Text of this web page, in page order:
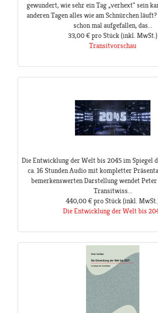
gewundert, wie sehr ein Tag „verhext" sein
anderen Tagen alles wie am Schnürchen
schon mal aufgefallen, das...
33,00 €pro Stück(inkl. MwSt.)
Transitvorschau
Die Entwicklung der Welt bis 2045 im Spiegel
ca. 16 Stunden Audio mit kompletter
bemerkenswerten Darstellung wendet Peter
Transitwiss...
440,00 €pro Stück(inkl.
Die Entwicklung der Welt bis